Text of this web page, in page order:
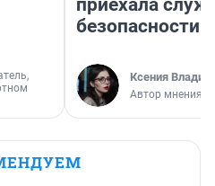
безопасности
Ксения
Автор мнения